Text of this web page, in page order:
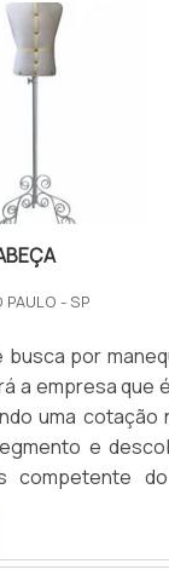
Assim, é
vitrines,
no
PAULO - SP
busca por
a empresa que
uma cotação
e
competente
que o produto
ajuda a